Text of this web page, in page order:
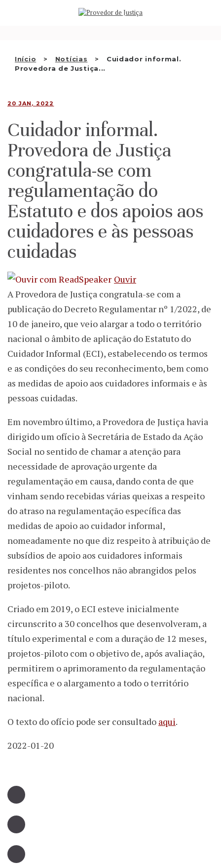
Início Notícias
Cuidador informal.
Provedora de Justiça...
QUEM SOMOS
RECOMENDAÇÕES E OUTRAS
DECISÕES
PT
20 JAN, 2022
Cuidador informal.
Provedora de Justiça
congratula-se com
regulamentação do
Estatuto e dos apoios aos
cuidadores e às pessoas
cuidadas
Ouvir
A Provedora de Justiça congratula-se com a
publicação do Decreto Regulamentar nº 1/2022, de
10 de janeiro, que veio alargar a todo o território
nacional o âmbito de aplicação do Estatuto do
Cuidador Informal (ECI), estabelecendo os termos
e as condições do seu reconhecimento, bem como
as medidas de apoio aos cuidadores informais e às
pessoas cuidadas.
Em novembro último, a Provedora de Justiça havia
dirigido um ofício à Secretária de Estado da Ação
Social no sentido de chamar a atenção para
necessidade de aprovação urgente da
regulamentação em causa, dando conta de que
vinham sendo recebidas várias queixas a respeito
do atraso na regulamentação específica das
medidas de apoio ao cuidador informal,
nomeadamente no que diz respeito à atribuição de
subsídios de apoio aos cuidadores informais
residentes nos concelhos não abrangidos pelos
projetos-piloto.
Criado em 2019, o ECI esteve inicialmente
circunscrito a 30 concelhos que desenvolveram, a
título experimental e com a duração de 12 meses,
projetos-piloto com o objetivo de, após avaliação,
permitirem o aprimoramento da regulamentação
específica e o alargamento a todo o território
nacional.
O texto do ofício pode ser consultado aqui.
2022-01-20